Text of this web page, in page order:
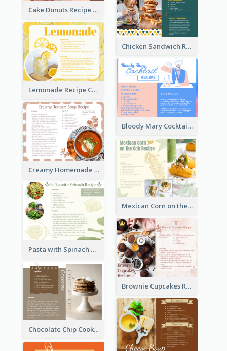
Cake Donuts Recipe Card
Chicken Sandwich Recipe Card
Lemonade Recipe Card
Bloody Mary Cocktail Recipe Card
Creamy Homemade Tomato Soup Recipe
Mexican Corn on the Cob Recipe Card
Pasta with Spinach Recipe Card
Brownie Cupcakes Recipe Card
Chocolate Chip Cookies Recipe Card